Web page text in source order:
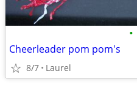
•
Cheerleader pom pom's
8/7 Laurel